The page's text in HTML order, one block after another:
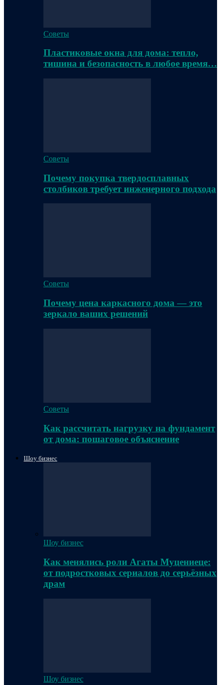
Советы
Пластиковые окна для дома: тепло,
тишина и безопасность в любое время…
Советы
Почему покупка твердосплавных
столбиков требует инженерного подхода
Советы
Почему цена каркасного дома — это
зеркало ваших решений
Советы
Как рассчитать нагрузку на фундамент
от дома: пошаговое объяснение
Шоу бизнес
Шоу бизнес
Как менялись роли Агаты Муцениеце:
от подростковых сериалов до серьёзных
драм
Шоу бизнес